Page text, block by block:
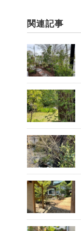
関連記事